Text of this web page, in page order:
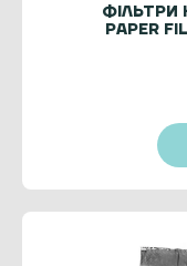
ФІЛЬТРИ
PAPER